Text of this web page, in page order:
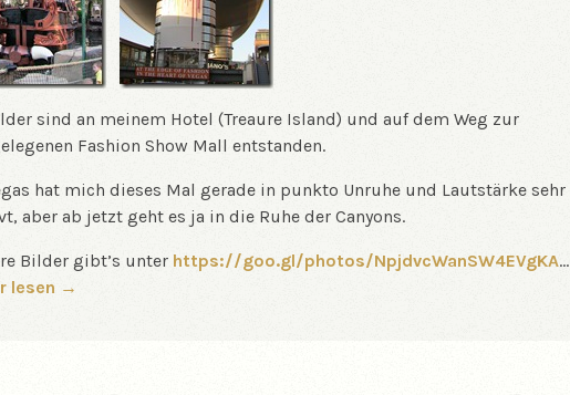
sind an meinem Hotel (Treaure Island) und auf dem Weg zur
Fashion Show Mall entstanden.
hat mich dieses Mal gerade in punkto Unruhe und Lautstärke sehr
aber ab jetzt geht es ja in die Ruhe der Canyons.
Bilder gibt’s unter https://goo.gl/photos/NpjdvcWanSW4EVgKA…
lesen →